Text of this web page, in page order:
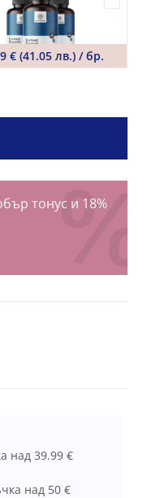
€ (41.05 лв.) / бр.
тонус и 18%
над 39.99 €
над 50 €